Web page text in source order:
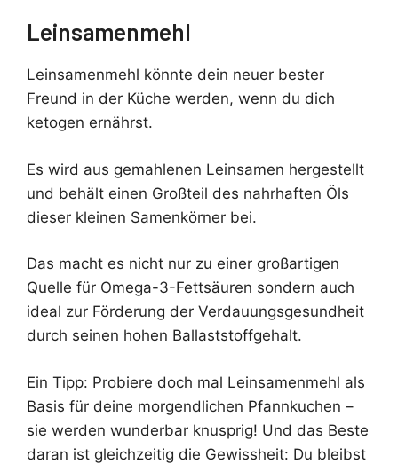
Leinsamenmehl
Leinsamenmehl könnte dein neuer bester
Freund in der Küche werden, wenn du dich
ketogen ernährst.
Es wird aus gemahlenen Leinsamen hergestellt
und behält einen Großteil des nahrhaften Öls
dieser kleinen Samenkörner bei.
Das macht es nicht nur zu einer großartigen
Quelle für Omega-3-Fettsäuren sondern auch
ideal zur Förderung der Verdauungsgesundheit
durch seinen hohen Ballaststoffgehalt.
Ein Tipp: Probiere doch mal Leinsamenmehl als
Basis für deine morgendlichen Pfannkuchen –
sie werden wunderbar knusprig! Und das Beste
daran ist gleichzeitig die Gewissheit: Du bleibst